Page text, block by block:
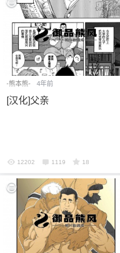
-熊本熊- 4年前
[汉化]父亲
12202 1119 18